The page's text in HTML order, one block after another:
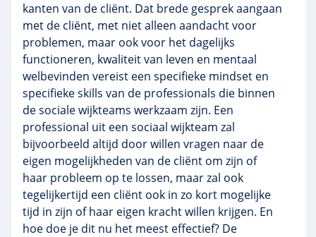
kanten van de cliënt. Dat brede gesprek aangaan
met de cliënt, met niet alleen aandacht voor
problemen, maar ook voor het dagelijks
functioneren, kwaliteit van leven en mentaal
welbevinden vereist een specifieke mindset en
specifieke skills van de professionals die binnen
de sociale wijkteams werkzaam zijn. Een
professional uit een sociaal wijkteam zal
bijvoorbeeld altijd door willen vragen naar de
eigen mogelijkheden van de cliënt om zijn of
haar probleem op te lossen, maar zal ook
tegelijkertijd een cliënt ook in zo kort mogelijke
tijd in zijn of haar eigen kracht willen krijgen. En
hoe doe je dit nu het meest effectief? De